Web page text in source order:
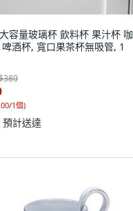
容量玻璃杯 飲料杯 果汁杯 咖
酒杯, 寬口果茶杯無吸管, 1
1個)
預計送達